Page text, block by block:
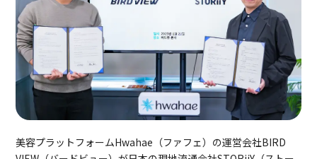
美容プラットフォームHwahae（ファフェ）の運営会社BIRD